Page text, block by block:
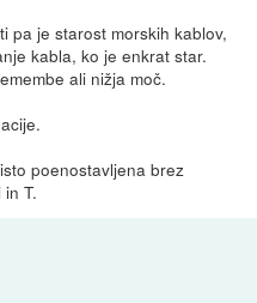
pa je starost morskih kablov,
kabla, ko je enkrat star.
ali nižja moč.
poenostavljena brez
T.